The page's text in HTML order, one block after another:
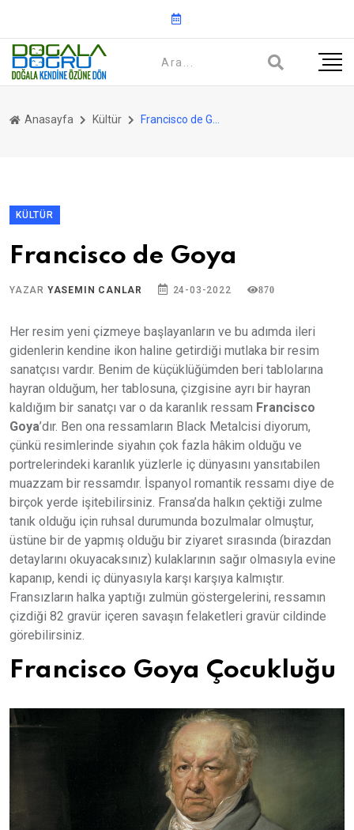
Anasayfa Kültür
KÜLTÜR
Francisco de Goya
YAZAR YASEMIN CANLAR 24-03-2022 870
Her resim yeni çizmeye başlayanların ve bu adımda ileri
gidenlerin kendine ikon haline getirdiği mutlaka bir resim
sanatçısı vardır. Benim de küçüklüğümden beri tablolarına
hayran olduğum, her tablosuna, çizgisine ayrı bir hayran
kaldığım bir sanatçı var o da karanlık ressam Francisco
Goya’dır. Ben ona ressamların Black Metalcisi diyorum,
çünkü resimlerinde siyahın çok fazla hâkim olduğu ve
portrelerindeki karanlık yüzlerle iç dünyasını yansıtabilen
muazzam bir ressamdır. İspanyol romantik ressamı diye de
birçok yerde işitebilirsiniz. Fransa’da halkın çektiği zulme
tanık olduğu için ruhsal durumunda bozulmalar olmuştur,
üstüne bir de yapmış olduğu bir ziyaret sırasında (birazdan
detaylarını okuyacaksınız) kulaklarının sağır olmasıyla evine
kapanıp, kendi iç dünyasıyla karşı karşıya kalmıştır.
Fransızların halka yaptığı zulmün göstergelerini, ressamın
çizdiği 82 gravür içeren savaşın felaketleri gravür cildinde
görebilirsiniz.
Francisco Goya Çocukluğu